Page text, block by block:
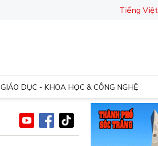
Tiếng Việt
GIÁO DỤC - KHOA HỌC & CÔNG NGHỆ